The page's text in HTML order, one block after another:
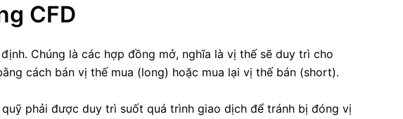
CFD
Chúng là các hợp đồng mở, nghĩa là vị thế sẽ duy trì cho
cách bán vị thế mua (long) hoặc mua lại vị thế bán (short).
phải được duy trì suốt quá trình giao dịch để tránh bị đóng vị